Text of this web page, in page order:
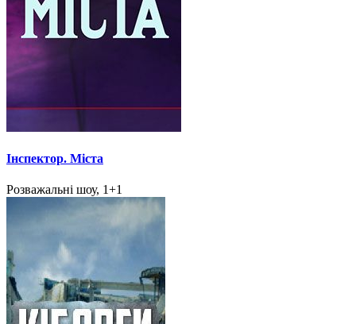
Інспектор. Міста
Розважальні шоу, 1+1